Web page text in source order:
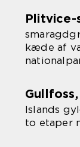
Plitvice-
kæde af
Islands
to etaper